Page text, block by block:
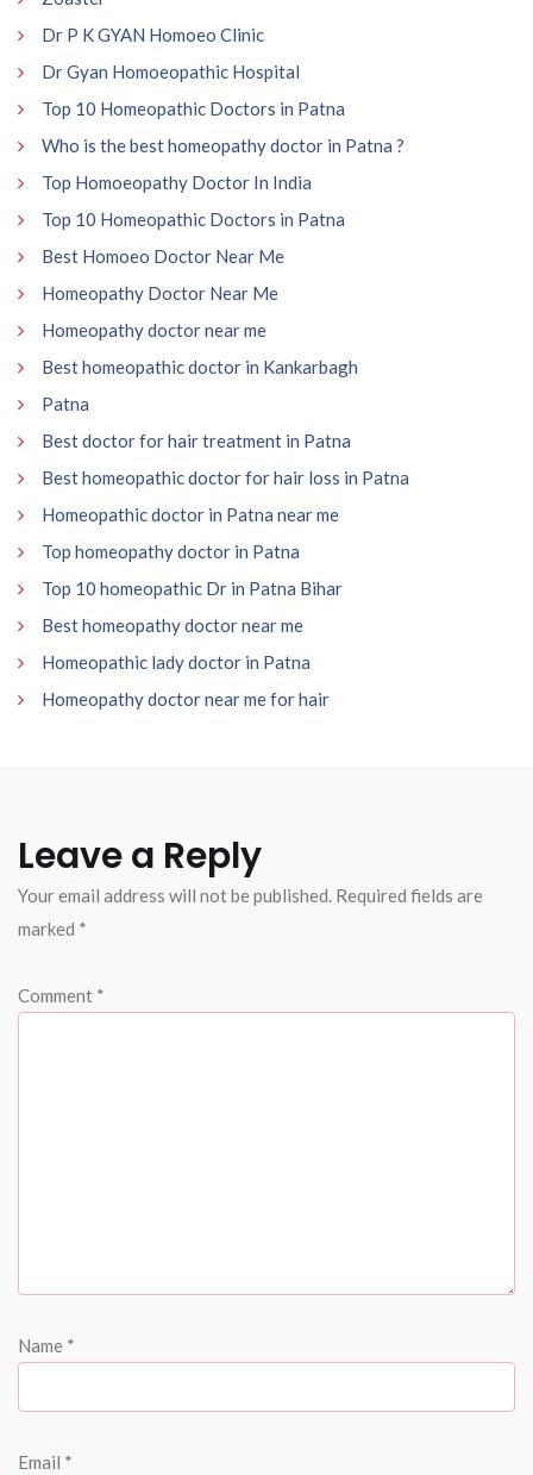
Dr P K GYAN Homoeo Clinic
Dr Gyan Homoeopathic Hospital
Top 10 Homeopathic Doctors in Patna
Who is the best homeopathy doctor in Patna ?
Top Homoeopathy Doctor In India
Top 10 Homeopathic Doctors in Patna
Best Homoeo Doctor Near Me
Homeopathy Doctor Near Me
Homeopathy doctor near me
Best homeopathic doctor in Kankarbagh
Patna
Best doctor for hair treatment in Patna
Best homeopathic doctor for hair loss in Patna
Homeopathic doctor in Patna near me
Top homeopathy doctor in Patna
Top 10 homeopathic Dr in Patna Bihar
Best homeopathy doctor near me
Homeopathic lady doctor in Patna
Homeopathy doctor near me for hair
Leave a Reply
Your email address will not be published. Required fields are
marked *
Comment *
Name *
Email *